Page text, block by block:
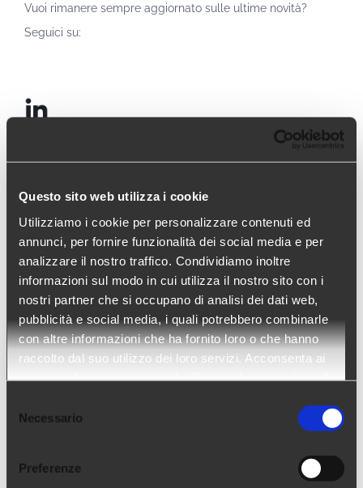
Questo sito web utilizza i cookie
Utilizziamo i cookie per personalizzare contenuti ed
annunci, per fornire funzionalità dei social media e per
analizzare il nostro traffico. Condividiamo inoltre
informazioni sul modo in cui utilizza il nostro sito con i
nostri partner che si occupano di analisi dei dati web,
pubblicità e social media, i quali potrebbero combinarle
con altre informazioni che ha fornito loro o che hanno
raccolto dal suo utilizzo dei loro servizi. Acconsenta ai
nostri cookie se continua ad utilizzare il nostro sito web.
delNecessario
Preferenze
Vuoi rimanere sempre aggiornato sulle ultime novità?
Seguici su: